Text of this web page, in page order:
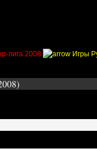
лига 2008 Игры